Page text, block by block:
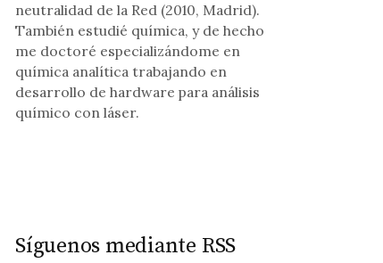
neutralidad de la Red (2010, Madrid).
También estudié química, y de hecho
me doctoré especializándome en
química analítica trabajando en
desarrollo de hardware para análisis
químico con láser.
Síguenos mediante RSS